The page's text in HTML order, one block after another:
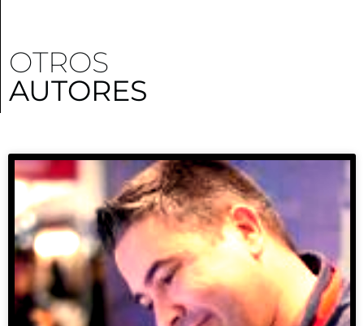
OTROS
AUTORES